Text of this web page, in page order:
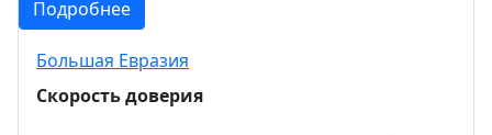
Подробнее
Большая Евразия
Скорость доверия